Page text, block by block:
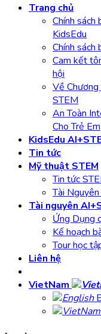
Trang chủ
Chính sách
KidsEdu
Chính sách
Cam kết
hội
Về
STEM
An Toàn
Cho Trẻ Em
KidsEdu
Tin tức
Mỹ thuật STEM
Tin tức
Tài
Tài nguyên
Ứng Dụng
Kế hoạch
Tour học
Liên hệ
VietNam